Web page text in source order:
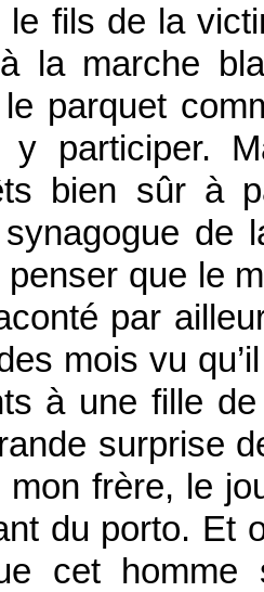
le fils de la
la marche
parquet
participer.
bien sûr à
de
penser que le
par
mois vu
à une fille
surprise
frère, le
du porto. Et
cet homme